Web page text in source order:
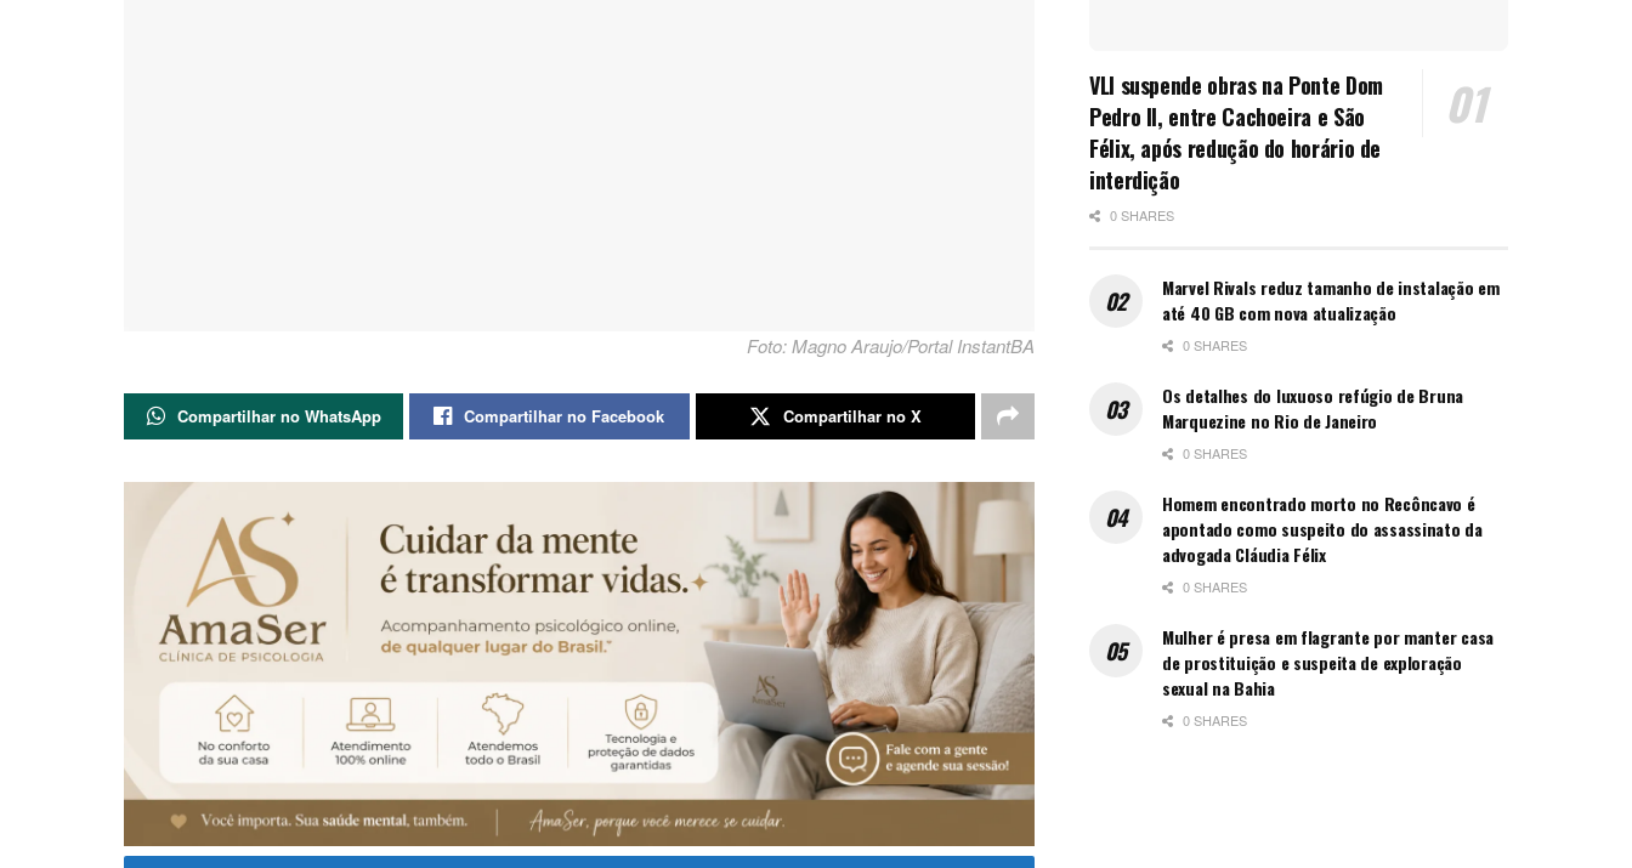
Foto: Magno Araujo/Portal InstantBA
Compartilhar no WhatsApp Compartilhar no Facebook Compartilhar no X
VLI suspende obras na Ponte Dom
Pedro II, entre Cachoeira e São
Félix, após redução do horário de
interdição
0 SHARES
Marvel Rivals reduz tamanho de instalação em
até 40 GB com nova atualização
0 SHARES
Os detalhes do luxuoso refúgio de Bruna
Marquezine no Rio de Janeiro
0 SHARES
Homem encontrado morto no Recôncavo é
apontado como suspeito do assassinato da
advogada Cláudia Félix
0 SHARES
Mulher é presa em flagrante por manter casa
de prostituição e suspeita de exploração
sexual na Bahia
0 SHARES